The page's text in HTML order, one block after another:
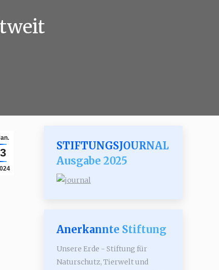
3
STIFTUNGSJOURNAL
Ausgabe 2025
Anerkannte Stiftung
Unsere Erde - Stiftung für
Naturschutz, Tierwelt und